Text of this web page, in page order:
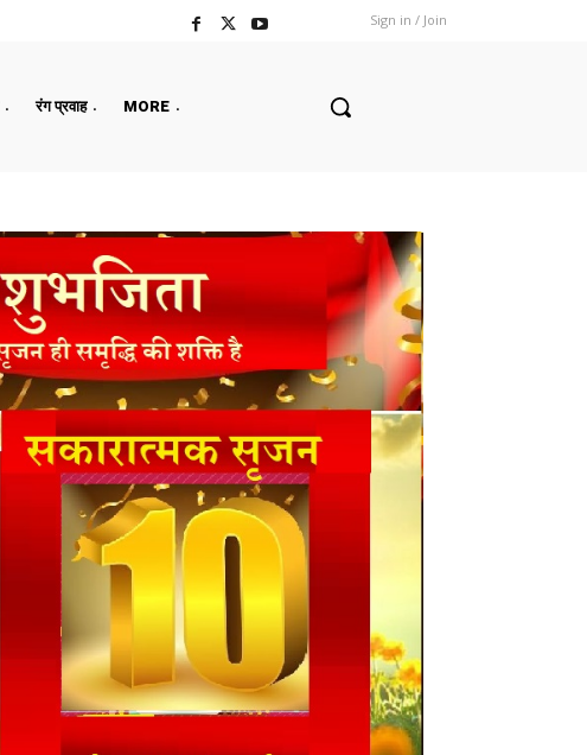
Sign in / Join
रंग प्रवाह MORE